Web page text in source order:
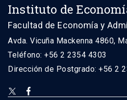
Instituto de
Facultad de Economía y
Avda. Vicuña Mackenna 4860,
Teléfono: +56 2 2354 4303
Dirección de Postgrado: +56 2